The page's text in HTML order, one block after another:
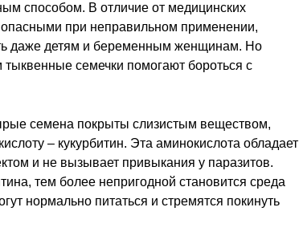
способом. В отличие от медицинских
при неправильном применении,
даже детям и беременным женщинам. Но
тыквенные семечки помогают бороться с
семена покрыты слизистым веществом,
– кукурбитин. Эта аминокислота обладает
и не вызывает привыкания у паразитов.
тем более непригодной становится среда
нормально питаться и стремятся покинуть